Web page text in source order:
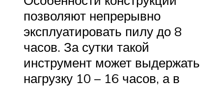
позволяют непрерывно
эксплуатировать пилу до 8
часов. За сутки такой
инструмент может выдержать
нагрузку 10 – 16 часов, а в